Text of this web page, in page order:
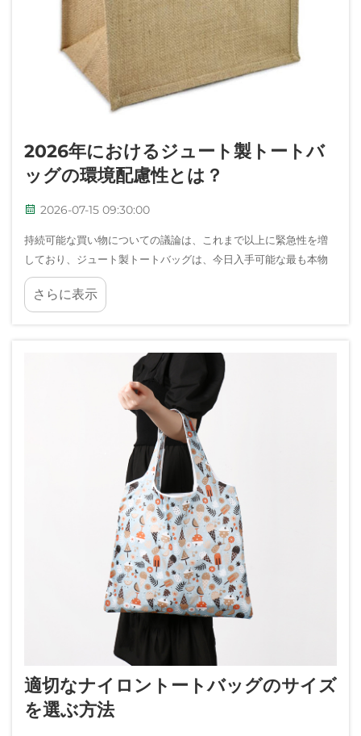
2026年におけるジュート製トートバ
ッグの環境配慮性とは？
2026-07-15 09:30:00
持続可能な買い物についての議論は、これまで以上に緊急性を増
しており、ジュート製トートバッグは、今日入手可能な最も本物
のエコフレンドリーな携帯用アイテムの一つとして、今もなお際
立っています。消費者や企業が環境をじっくりと見つめ直す中で…
さらに表示
適切なナイロントートバッグのサイズ
を選ぶ方法